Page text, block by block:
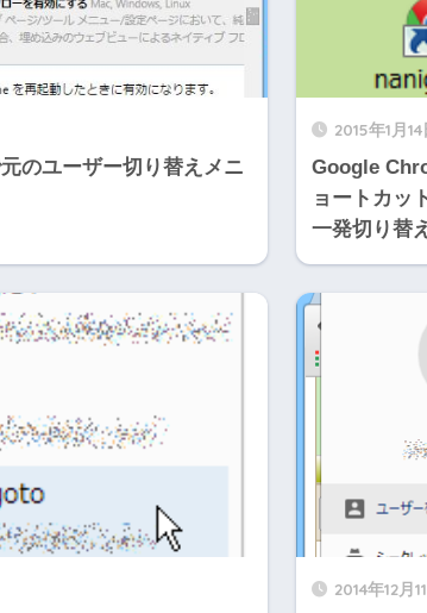
のユーザー切り替えメニ
2015年1月14
Google
ョートカッ
一発切り替え
2014年12月